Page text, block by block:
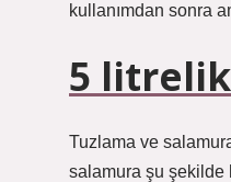
kullanımdan sonra
5
Tuzlama ve
salamura şu şekilde